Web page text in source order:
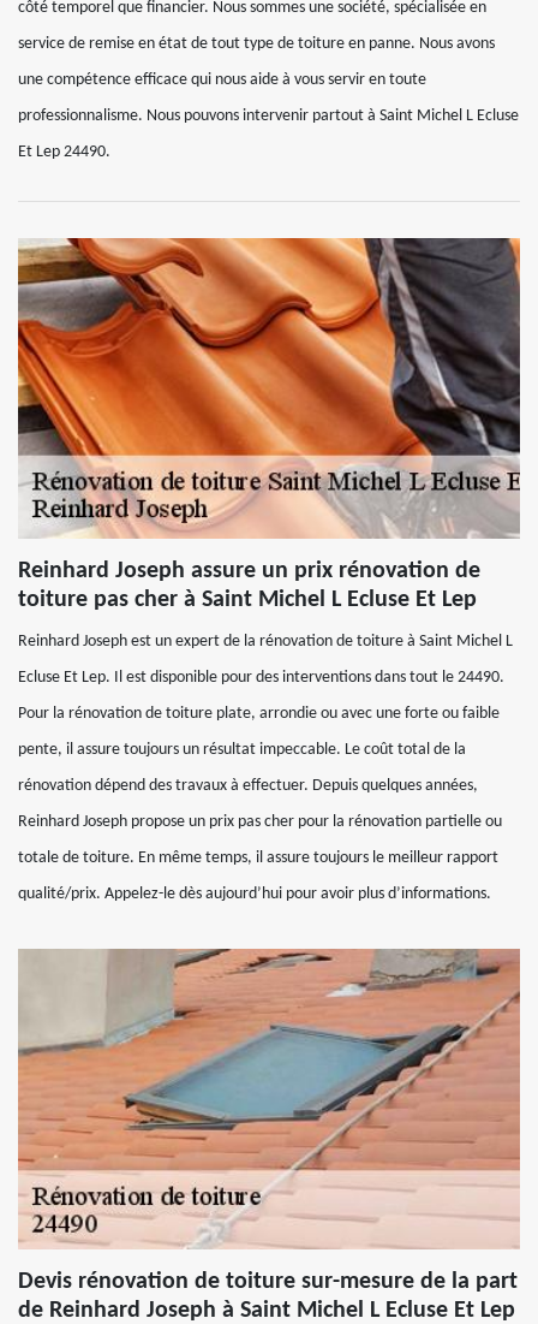
côté temporel que financier. Nous sommes une société, spécialisée en
service de remise en état de tout type de toiture en panne. Nous avons
une compétence efficace qui nous aide à vous servir en toute
professionnalisme. Nous pouvons intervenir partout à Saint Michel L Ecluse
Et Lep 24490.
Reinhard Joseph assure un prix rénovation de
toiture pas cher à Saint Michel L Ecluse Et Lep
Reinhard Joseph est un expert de la rénovation de toiture à Saint Michel L
Ecluse Et Lep. Il est disponible pour des interventions dans tout le 24490.
Pour la rénovation de toiture plate, arrondie ou avec une forte ou faible
pente, il assure toujours un résultat impeccable. Le coût total de la
rénovation dépend des travaux à effectuer. Depuis quelques années,
Reinhard Joseph propose un prix pas cher pour la rénovation partielle ou
totale de toiture. En même temps, il assure toujours le meilleur rapport
qualité/prix. Appelez-le dès aujourd’hui pour avoir plus d’informations.
Devis rénovation de toiture sur-mesure de la part
de Reinhard Joseph à Saint Michel L Ecluse Et Lep